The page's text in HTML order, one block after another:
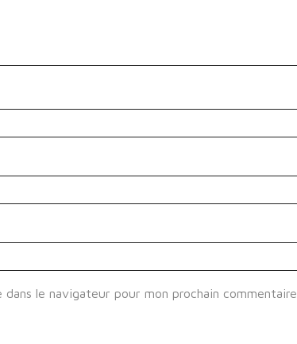
le navigateur pour mon prochain commentaire.